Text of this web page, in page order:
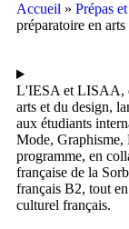
Accueil » Prépas
préparatoire en
L'IESA et LISAA,
arts et du design,
aux étudiants
Mode, Graphisme,
programme, en
française de la
français B2, tout
culturel français.